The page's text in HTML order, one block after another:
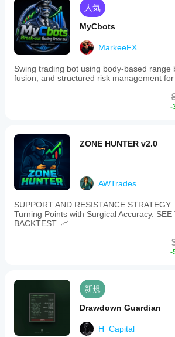
人気
MyCbots
MarkeeFX
Swing trading bot using body-based range
fusion, and structured risk management for
-
ZONE HUNTER v2.0
AWTrades
SUPPORT AND RESISTANCE
Turning Points with Surgical Accuracy. SEE
BACKTEST. 📈
-
新規
Drawdown Guardian
H_Capital